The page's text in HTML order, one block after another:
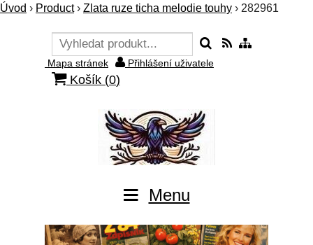
Úvod › Product› Zlata ruze ticha melodie touhy › 282961
Mapa stránek Přihlášení uživatele
Košík (0)
Menu